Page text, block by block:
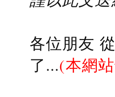
各位朋友
了...(本網